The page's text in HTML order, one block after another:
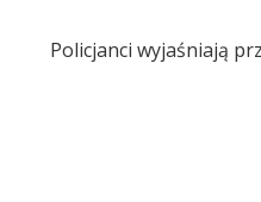
Policjanci wyjaśniają